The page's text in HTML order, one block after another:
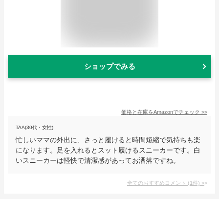
ショップでみる
価格と在庫をAmazonでチェック >>
TAA(30代・女性)
忙しいママの外出に、さっと履けると時間短縮で気持ちも楽
になります。足を入れるとスット履けるスニーカーです。白
いスニーカーは軽快で清潔感があってお洒落ですね。
全てのおすすめコメント (1件) >